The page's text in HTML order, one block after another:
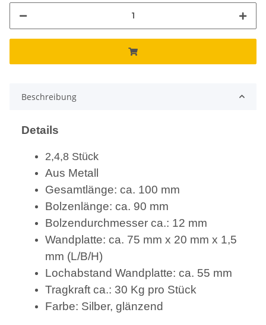
Beschreibung
Details
2,4,8 Stück
Aus Metall
Gesamtlänge: ca. 100 mm
Bolzenlänge: ca. 90 mm
Bolzendurchmesser ca.: 12 mm
Wandplatte: ca. 75 mm x 20 mm x 1,5
mm (L/B/H)
Lochabstand Wandplatte: ca. 55 mm
Tragkraft ca.: 30 Kg pro Stück
Farbe: Silber, glänzend